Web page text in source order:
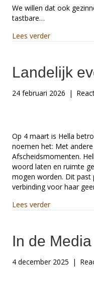
We willen dat ook
tastbare…
Lees verderabout
Landelijk
24 februari 2026 |
Op 4 maart is Hella
noemen het: Met
Afscheidsmomenten.
woord laten en ruimte
mogen worden. Dit
verbinding voor haar
Lees verderabout
In de Media
4 december 2025 |